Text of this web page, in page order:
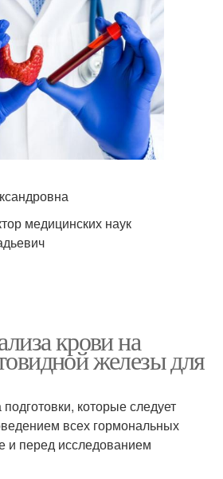
медицинских наук
крови на
железы для
которые следует
всех гормональных
и перед исследованием